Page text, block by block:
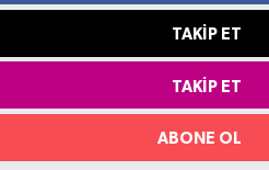
TAKIP ET
TAKIP ET
ABONE OL